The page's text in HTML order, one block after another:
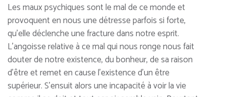
Les maux psychiques sont le mal de ce monde et
provoquent en nous une détresse parfois si forte,
qu’elle déclenche une fracture dans notre esprit.
L’angoisse relative à ce mal qui nous ronge nous fait
douter de notre existence, du bonheur, de sa raison
d’être et remet en cause l’existence d’un être
supérieur. S’ensuit alors une incapacité à voir la vie